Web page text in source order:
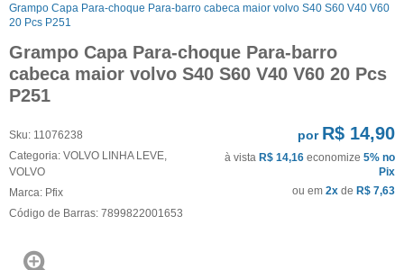
Grampo Capa Para-choque Para-barro cabeca maior volvo S40 S60 V40 V60
20 Pcs P251
Grampo Capa Para-choque Para-barro
cabeca maior volvo S40 S60 V40 V60 20 Pcs
P251
Sku: 11076238
Categoria: VOLVO LINHA LEVE
VOLVO
Marca: Pfix
Código de Barras: 7899822001653
por R$ 14,90
à vista R$ 14,16 economize 5% no
Pix
ou em 2x de R$ 7,63